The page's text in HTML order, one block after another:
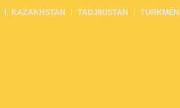
KAZAKHSTAN TADJIKISTAN